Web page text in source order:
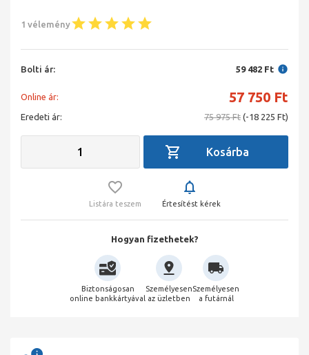
1 vélemény
Bolti ár: 59 482 Ft
Online ár: 57 750 Ft
Eredeti ár: 75 975 Ft (-18 225 Ft)
Listára teszem Értesítést kérek
Hogyan fizethetek?
Biztonságosan
online bankkártyával
Személyesen
az üzletben
Személyesen
a futárnál